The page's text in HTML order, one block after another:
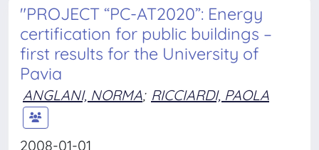
"PROJECT “PC-AT2020”: Energy
certification for public buildings –
first results for the University of
Pavia
ANGLANI, NORMA; RICCIARDI, PAOLA
2008-01-01